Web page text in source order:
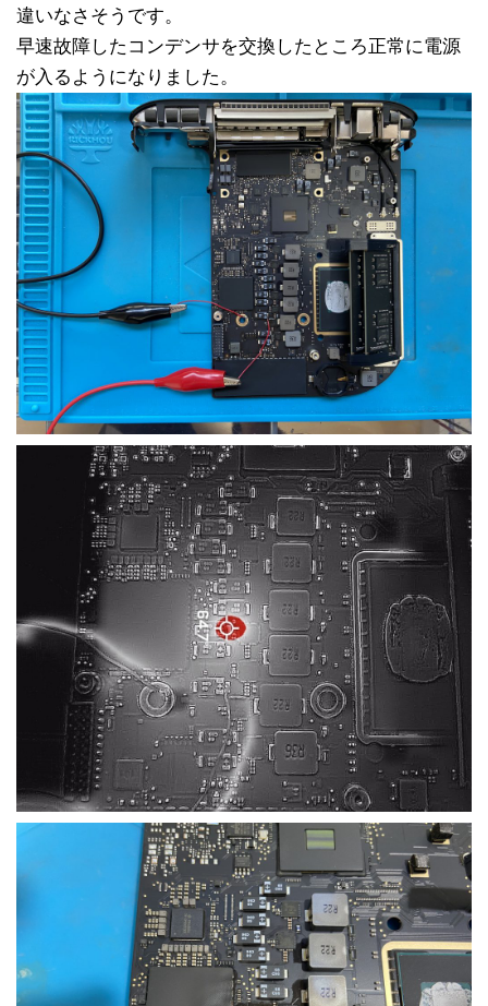
違いなさそうです。
早速故障したコンデンサを交換したところ正常に電源
が入るようになりました。